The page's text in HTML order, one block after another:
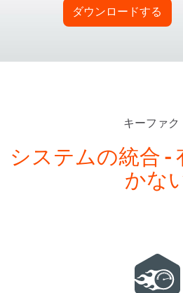
ダウンロードする
キーファク
システムの統合 -
かな